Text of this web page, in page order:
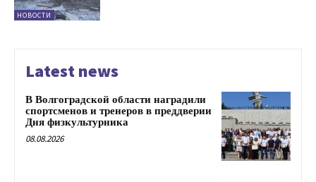
НОВОСТИ
Latest news
В Волгоградской области наградили
спортсменов и тренеров в преддверии
Дня физкультурника
08.08.2026